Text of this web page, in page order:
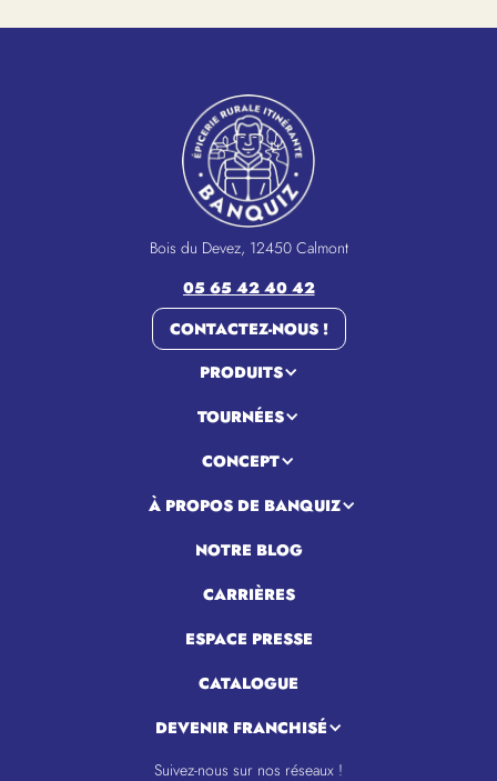
Bois du Devez, 12450 Calmont
05 65 42 40 42
CONTACTEZ-NOUS !
PRODUITS
TOURNÉES
CONCEPT
À PROPOS DE BANQUIZ
NOTRE BLOG
CARRIÈRES
ESPACE PRESSE
CATALOGUE
DEVENIR FRANCHISÉ
Suivez-nous sur nos réseaux !